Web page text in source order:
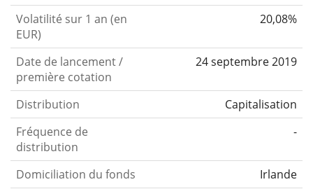
Volatilité sur 1 an (en
EUR)
20,08%
Date de lancement /
première cotation
24 septembre 2019
Distribution
Capitalisation
Fréquence de
distribution
-
Domiciliation du fonds
Irlande